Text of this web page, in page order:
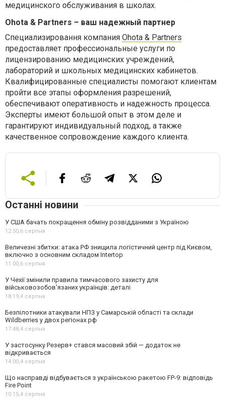
медицинского обслуживания в школах.
Ohota & Partners – ваш надежный партнер
Специализировання компания Ohota & Partners
предоставляет профессиональные услуги по
лицензированию медицинских учреждений,
лабораторий и школьных медицинских кабинетов.
Квалифицированные специалисты помогают клиентам
пройти все этапы оформления разрешений,
обеспечивают оперативность и надежность процесса.
Эксперты имеют большой опыт в этом деле и
гарантируют индивидуальный подход, а также
качественное сопровождение каждого клиента.
Останні новини
У США бачать покращення обміну розвідданими з Україною
12:50,6 серпня
Величезні збитки: атака РФ знищила логістичний центр під Києвом,
включно з основним складом Intertop
11:00,6 серпня
У Чехії змінили правила тимчасового захисту для
військовозобов'язаних українців: деталі
18:19,4 серпня
Безпілотники атакували НПЗ у Самарській області та склади
Wildberries у двох регіонах рф
17:48,4 серпня
У застосунку Резерв+ стався масовий збій — додаток не
відкривається
14:00,4 серпня
Що насправді відбувається з українською ракетою FP-9: відповідь
Fire Point
10:15,4 серпня